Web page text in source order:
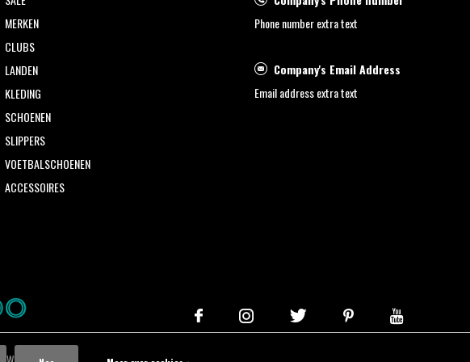
MERKEN
CLUBS
LANDEN
KLEDING
SCHOENEN
SLIPPERS
VOETBALSCHOENEN
ACCESSOIRES
Phone number extra text
Company's Email Address
Email address extra text